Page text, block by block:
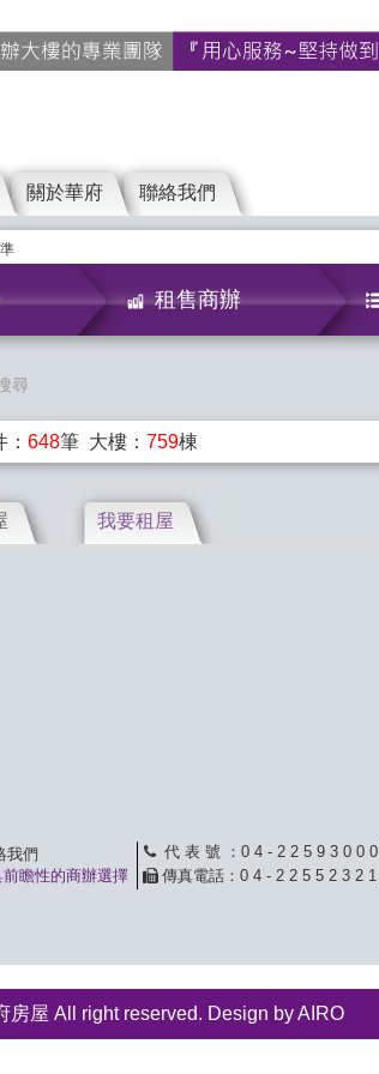
關於華府 聯絡我們
租售商辦
尋
648筆 大樓： 759棟
我要租屋
我們
瞻性的商辦選擇
代 表 號 ：0 4 - 2 2 5 9 3 0 0 0
傳真電話 ：0 4 - 2 2 5 5 2 3 2 1
房屋 All right reserved. Design byAIRO